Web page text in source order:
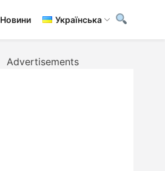
Новини Українська
Advertisements